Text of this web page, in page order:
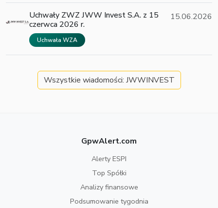
Uchwały ZWZ JWW Invest S.A. z 15
czerwca 2026 r.
Uchwała WZA
15.06.2026
Wszystkie wiadomości: JWWINVEST
GpwAlert.com
Alerty ESPI
Top Spółki
Analizy finansowe
Podsumowanie tygodnia